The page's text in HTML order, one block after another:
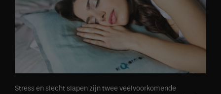
Stress en slecht slapen zijn twee veelvoorkomende